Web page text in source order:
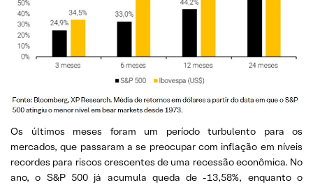
Os últimos meses foram um período turbulento para os
mercados, que passaram a se preocupar com inflação em níveis
recordes para riscos crescentes de uma recessão econômica. No
ano, o S&P 500 já acumula queda de -13,58%, enquanto o